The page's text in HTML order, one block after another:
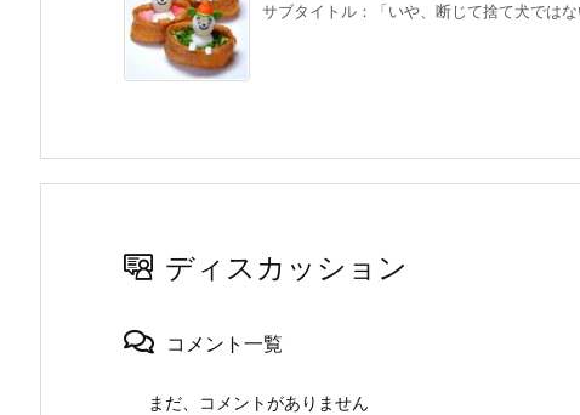
サブタイトル：「いや、断じて捨て犬で
ディスカッション
コメント一覧
まだ、コメントがありません